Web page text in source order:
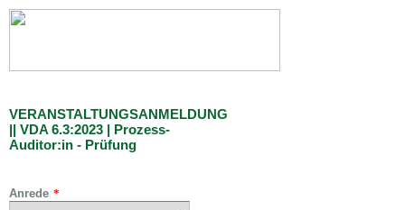
VERANSTALTUNGSANMELDUNG
|| VDA 6.3:2023 | Prozess-
Auditor:in - Prüfung
Anrede *